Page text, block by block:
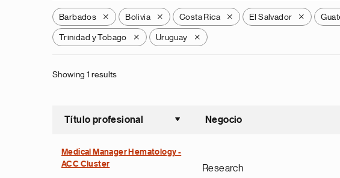
Barbados X Bolivia X Costa Rica X El Salvador X
Trinidad y Tobago X Uruguay X
Showing 1 results
Título profesional
Ordenar
Negocio
Medical Manager Hematology -
ACC Cluster
Research